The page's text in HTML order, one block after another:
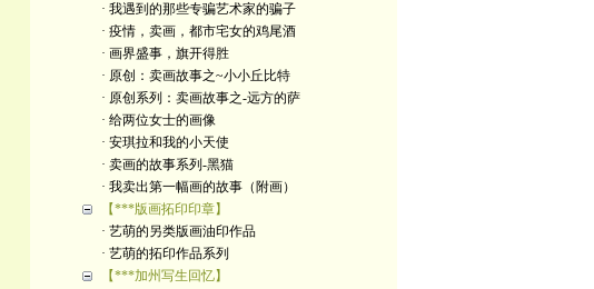
· 我遇到的那些专骗艺术家的骗子
· 疫情，卖画，都市宅女的鸡尾酒
· 画界盛事，旗开得胜
· 原创：卖画故事之~小小丘比特
· 原创系列：卖画故事之-远方的萨
· 给两位女士的画像
· 安琪拉和我的小天使
· 卖画的故事系列-黑猫
· 我卖出第一幅画的故事（附画）
【***版画拓印印章】
· 艺萌的另类版画油印作品
· 艺萌的拓印作品系列
【***加州写生回忆】